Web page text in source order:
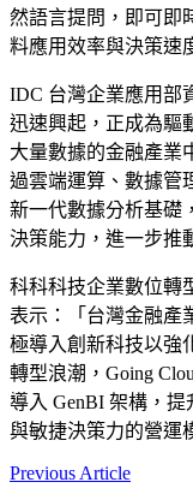
然語言提問，即可即
料應用效率與決策速
IDC 台灣企業應用部
迅速興起，正成為驅
大量數據的金融產業
過雲端運算、數據管
新一代數據分析基礎
決策能力，進一步推
科科科技企業數位轉
表示：「台灣金融產
極導入創新科技以強
轉型浪潮，Going
導入 GenBI 架構，
與敏捷決策力的營運
Previous Article